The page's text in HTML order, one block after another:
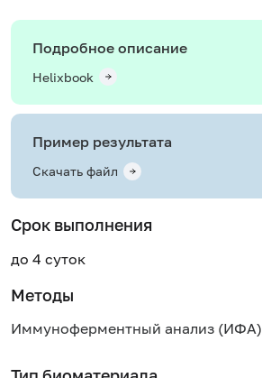
Подробное описание
Helixbook
Пример результата
Скачать файл
Срок выполнения
до 4 суток
Методы
Иммуноферментный анализ (ИФА)